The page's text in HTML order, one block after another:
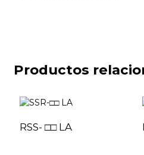
Productos
RSS- □□ LA